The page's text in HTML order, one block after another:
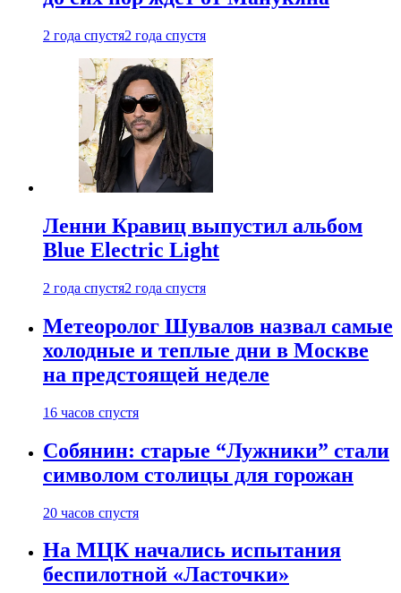
2 года спустя2 года спустя
Ленни Кравиц выпустил альбом
Blue Electric Light
2 года спустя2 года спустя
Метеоролог Шувалов назвал самые
холодные и теплые дни в Москве
на предстоящей неделе
16 часов спустя
Собянин: старые “Лужники” стали
символом столицы для горожан
20 часов спустя
На МЦК начались испытания
беспилотной «Ласточки»